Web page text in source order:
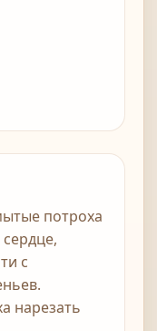
потроха
с
нарезать